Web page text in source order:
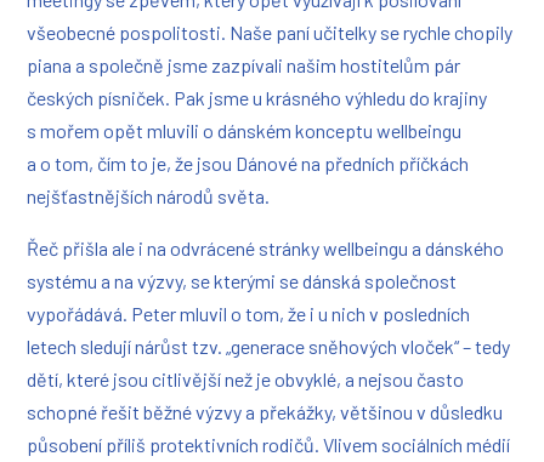
všeobecné pospolitosti. Naše paní učitelky se rychle chopily
piana a společně jsme zazpívali našim hostitelům pár
českých písniček. Pak jsme u krásného výhledu do krajiny
s mořem opět mluvili o dánském konceptu wellbeingu
a o tom, čím to je, že jsou Dánové na předních příčkách
nejšťastnějších národů světa.
Řeč přišla ale i na odvrácené stránky wellbeingu a dánského
systému a na výzvy, se kterými se dánská společnost
vypořádává. Peter mluvil o tom, že i u nich v posledních
letech sledují nárůst tzv. „generace sněhových vloček“ – tedy
dětí, které jsou citlivější než je obvyklé, a nejsou často
schopné řešit běžné výzvy a překážky, většinou v důsledku
působení příliš protektivních rodičů. Vlivem sociálních médií